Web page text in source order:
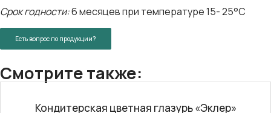
Срок годности:6 месяцев при температуре 15- 25°C
Есть вопрос по продукции?
Смотрите также:
Кондитерская цветная глазурь «Эклер»